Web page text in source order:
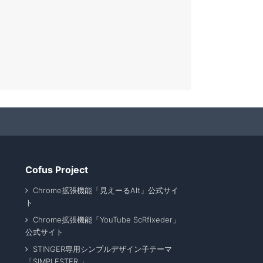
Cofus Project
Chrome拡張機能「見えーるAlt」公式サイ
ト
Chrome拡張機能「YouTube ScRfixeder」
公式サイト
STINGER専用シンプルデザイン子テーマ
「SIMPLESTER 」